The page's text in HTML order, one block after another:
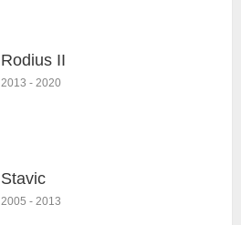
Rodius II
2013 - 2020
Stavic
2005 - 2013